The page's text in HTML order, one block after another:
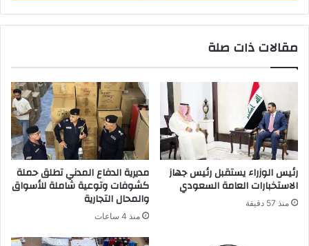
مقالات ذات صلة
رئيس الوزراء يستقبل رئيس جهاز
الاستخبارات العامة السعودي
منذ 57 دقيقة
مديرية الدفاع المدني تطلق حملة
كشوفات وتوعية شاملة للأسواق
والمحال التجارية
منذ 4 ساعات